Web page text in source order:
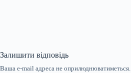
Залишити відповідь
Ваша e-mail адреса не оприлюднюватиметься.